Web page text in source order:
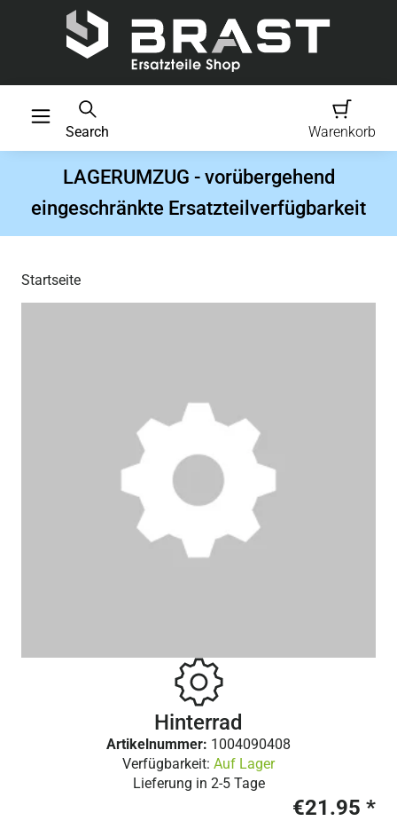
Search Warenkorb
LAGERUMZUG - vorübergehend
eingeschränkte Ersatzteilverfügbarkeit
Startseite
Hinterrad
Artikelnummer: 1004090408
Verfügbarkeit: Auf Lager
Lieferung in 2-5 Tage
€21.95 *